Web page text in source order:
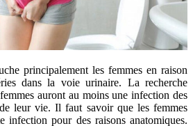
principalement les femmes en raison
dans la voie urinaire. La recherche
auront au moins une infection des
leur vie. Il faut savoir que les femmes
infection pour des raisons anatomiques.